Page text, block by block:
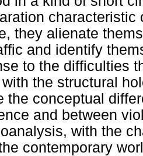
they alienate
and identify
to the difficulties
the structural
the conceptual
and between
with the
contemporary